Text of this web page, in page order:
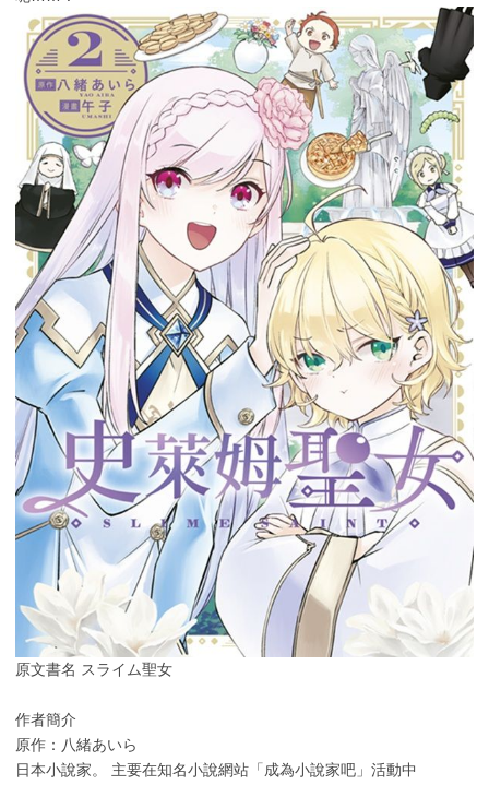
原文書名 スライム聖女
作者簡介
原作：八緒あいら
日本小說家。 主要在知名小說網站「成為小說家吧」活動中